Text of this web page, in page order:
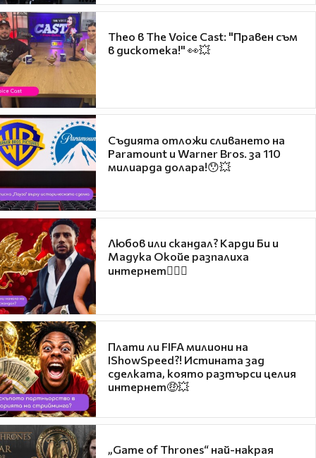
Theo в The Voice Cast: "Правен съм
в дискотека!" 👀💥
Съдията отложи сливането на
Paramount и Warner Bros. за 110
милиарда долара!😯💥
Любов или скандал? Карди Би и
Мадука Окойе разпалиха
интернет❤️‍🔥🔥
Плати ли FIFA милиони на
IShowSpeed?! Истината зад
сделката, която разтърси целия
интернет🤑💥
„Game of Thrones“ най-накрая